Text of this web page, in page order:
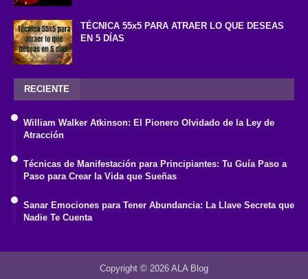
TÉCNICA 55x5 PARA ATRAER LO QUE DESEAS
EN 5 DÍAS
RECIENTE
William Walker Atkinson: El Pionero Olvidado de la Ley de
Atracción
Técnicas de Manifestación para Principiantes: Tu Guía Paso a
Paso para Crear la Vida que Sueñas
Sanar Emociones para Tener Abundancia: La Llave Secreta que
Nadie Te Cuenta
Copyright © 2026 ALA Blog